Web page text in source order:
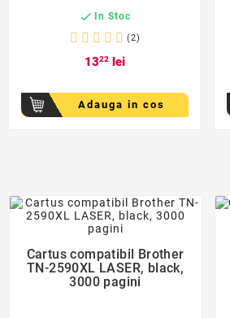
 In Stoc
(2)
1322 lei
Adauga in cos

favorite_border
Cartus compatibil Brother
TN-2590XL LASER, black,
3000 pagini